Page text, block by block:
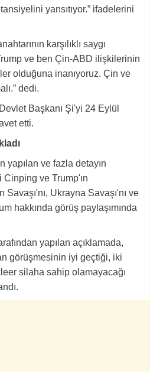
yansıtıyor.” ifadelerini
karşılıklı saygı
ve ben Çin-ABD ilişkilerinin
olduğuna inanıyoruz. Çin ve
dedi.
Başkanı Şi'yi 24 Eylül
etti.
ve fazla detayın
ve Trump'ın
Ukrayna Savaşı'nı ve
hakkında görüş paylaşımında
yapılan açıklamada,
görüşmesinin iyi geçtiği, iki
silaha sahip olamayacağı